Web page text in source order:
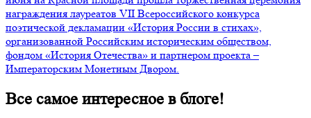
награждения лауреатов VII Всероссийского конкурса
поэтической декламации «История России в стихах»,
организованной Российским историческим обществом,
фондом «История Отечества» и партнером проекта –
Императорским Монетным Двором.
Все самое интересное в блоге!